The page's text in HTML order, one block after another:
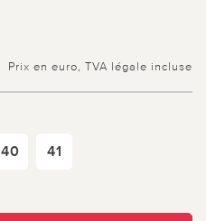
Prix en euro, TVA légale incluse
40 41